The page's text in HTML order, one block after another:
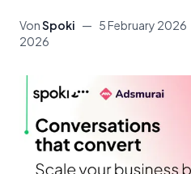
VonSpoki — 5 February 2026
2026